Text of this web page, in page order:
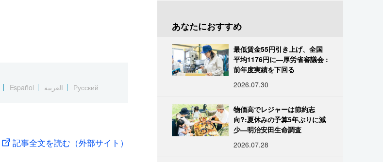
Español العربية Русский
記事全文を読む（外部サイト）
あなたにおすすめ
最低賃金55円引き上げ、全国
平均1176円に―厚労省審議会 :
前年度実績を下回る
2026.07.30
物価高でレジャーは節約志
向?:夏休みの予算5年ぶりに減
少―明治安田生命調査
2026.07.28